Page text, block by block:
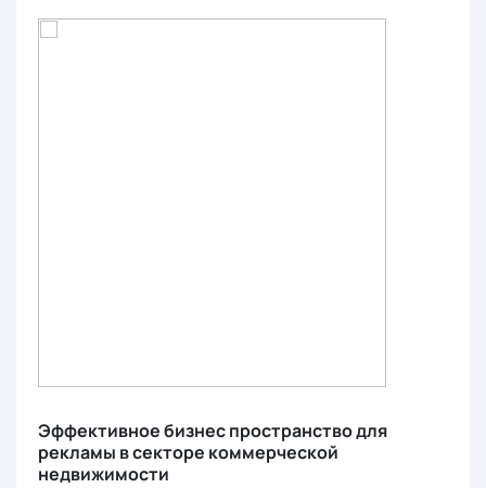
Эффективное бизнес пространство для
рекламы в секторе коммерческой
недвижимости